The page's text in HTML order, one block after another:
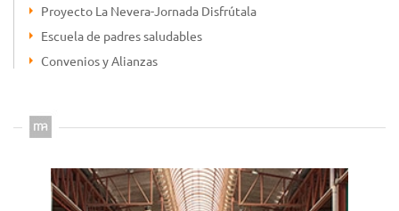
Proyecto La Nevera-Jornada Disfrútala
Escuela de padres saludables
Convenios y Alianzas